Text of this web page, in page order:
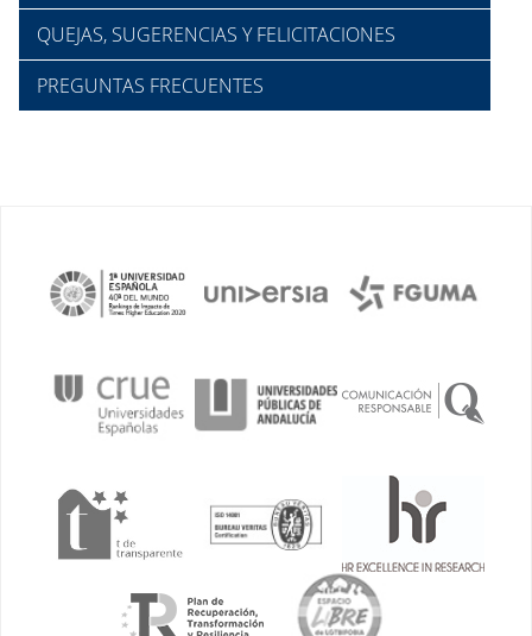
QUEJAS, SUGERENCIAS Y FELICITACIONES
PREGUNTAS FRECUENTES